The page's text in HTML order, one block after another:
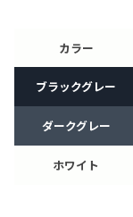
カラー
ブラックグレー
ダークグレー
ホワイト